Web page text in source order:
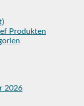
Produkten
2026